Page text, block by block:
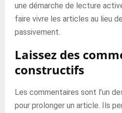
une démarche de lecture
faire vivre les articles au lieu
passivement.
Laissez des
constructifs
Les commentaires sont l’un
pour prolonger un article. Ils